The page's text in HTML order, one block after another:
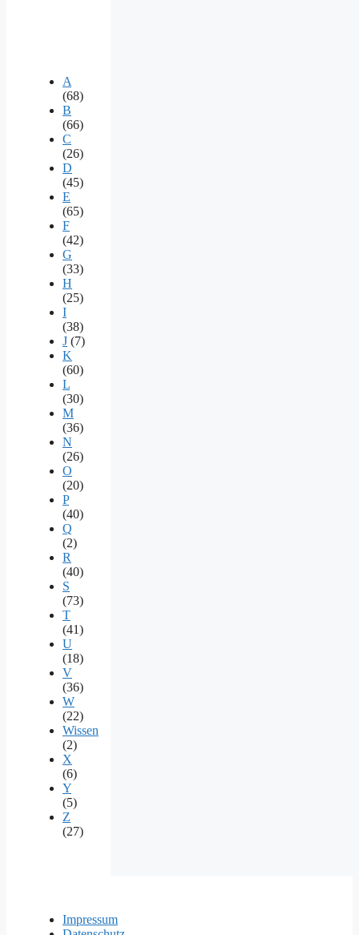
A
(68)
B
(66)
C
(26)
D
(45)
E
(65)
F
(42)
G
(33)
H
(25)
I
(38)
J (7)
K
(60)
L
(30)
M
(36)
N
(26)
O
(20)
P
(40)
Q
(2)
R
(40)
S
(73)
T
(41)
U
(18)
V
(36)
W
(22)
Wissen
(2)
X
(6)
Y
(5)
Z
(27)
Impressum